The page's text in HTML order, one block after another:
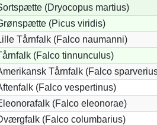
(Dryocopus martius)
(Picus viridis)
Tårnfalk (Falco naumanni)
(Falco tinnunculus)
Tårnfalk (Falco
(Falco vespertinus)
(Falco eleonorae)
(Falco columbarius)